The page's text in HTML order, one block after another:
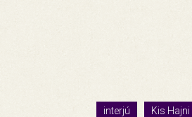
interjú Kis Hajni